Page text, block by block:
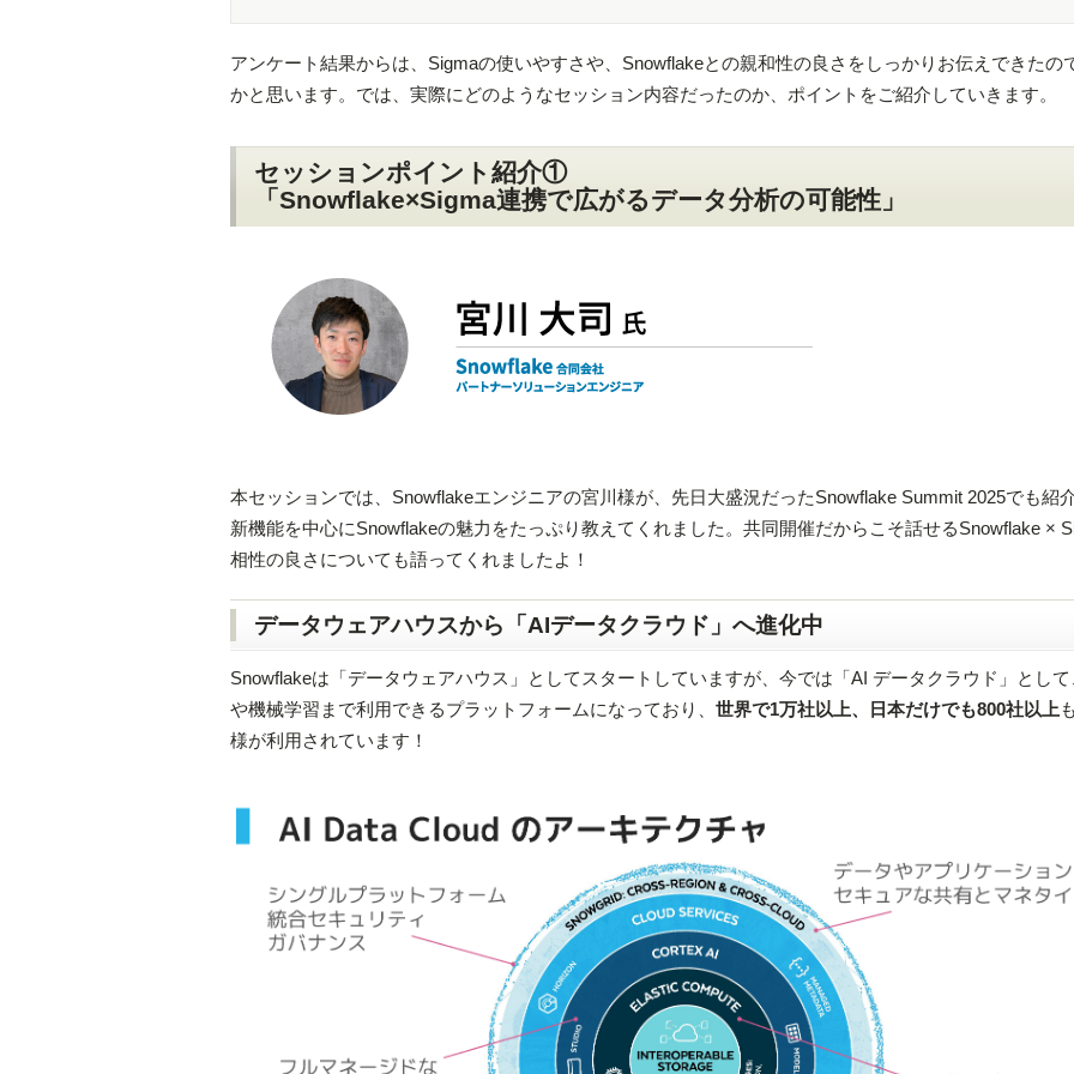
アンケート結果からは、Sigmaの使いやすさや、Snowflakeとの親和性の良さをしっかりお伝えできたの
かと思います。では、実際にどのようなセッション内容だったのか、ポイントをご紹介していきます。
セッションポイント紹介①
「Snowflake×Sigma連携で広がるデータ分析の可能性」
本セッションでは、Snowflakeエンジニアの宮川様が、先日大盛況だったSnowflake Summit 2025でも紹
新機能を中心にSnowflakeの魅力をたっぷり教えてくれました。共同開催だからこそ話せるSnowflake ×
相性の良さについても語ってくれましたよ！
データウェアハウスから「AIデータクラウド」へ進化中
Snowflakeは「データウェアハウス」としてスタートしていますが、今では「AI データクラウド」として
や機械学習まで利用できるプラットフォームになっており、 世界で1万社以上、日本だけでも800社以上
様が利用されています！